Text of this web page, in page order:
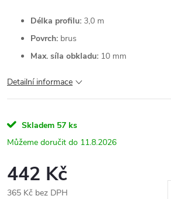
Délka profilu: 3,0 m
Povrch: brus
Max. síla obkladu: 10 mm
Detailní informace
Skladem 57 ks
11.8.2026
442 Kč
365 Kč bez DPH